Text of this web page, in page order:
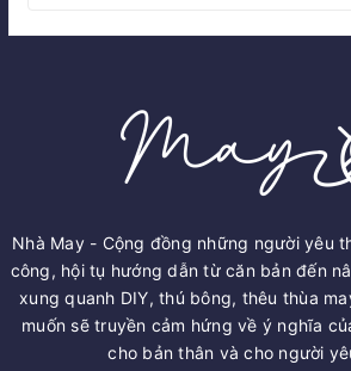
Nhà May - Cộng đồng những người yêu
công, hội tụ hướng dẫn từ căn bản đến
xung quanh DIY, thú bông, thêu thùa
muốn sẽ truyền cảm hứng về ý nghĩa
cho bản thân và cho người